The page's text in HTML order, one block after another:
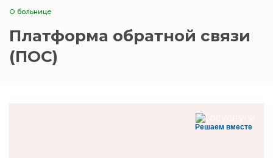
О больнице
Платформа обратной связи
(ПОС)
Решаем вместе